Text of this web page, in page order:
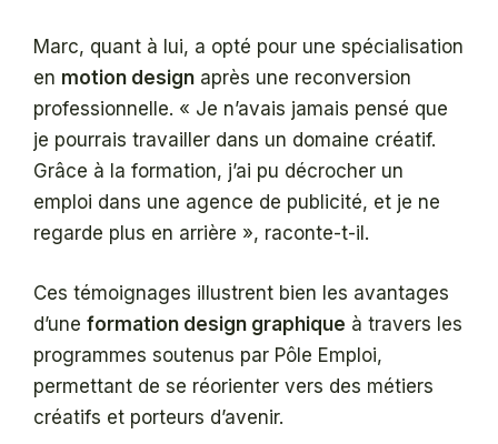
Marc, quant à lui, a opté pour une spécialisation
en motion design après une reconversion
professionnelle. « Je n’avais jamais pensé que
je pourrais travailler dans un domaine créatif.
Grâce à la formation, j’ai pu décrocher un
emploi dans une agence de publicité, et je ne
regarde plus en arrière », raconte-t-il.
Ces témoignages illustrent bien les avantages
d’une formation design graphique à travers les
programmes soutenus par Pôle Emploi,
permettant de se réorienter vers des métiers
créatifs et porteurs d’avenir.